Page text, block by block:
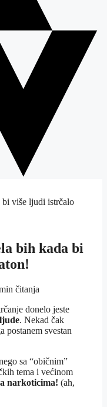
bih kada bi
čitanja
donelo jeste
. Nekad čak
postanem svestan
sa “običnim”
tema i većinom
narkoticima! (ah,